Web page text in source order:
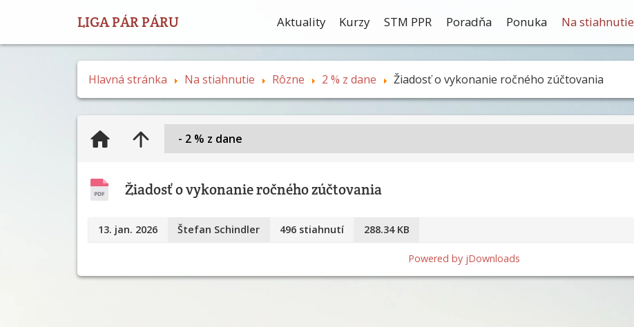
LIGA PÁR PÁRU Aktuality Kurzy STM PPR Poradňa Ponuka Na stiahnutie
Hlavná stránka Na stiahnutie Rôzne 2 % z dane Žiadosť o vykonanie ročného zúčtovania
Žiadosť o vykonanie ročného zúčtovania
13. jan. 2026 Štefan Schindler 496 stiahnutí 288.34 KB
Powered by jDownloads